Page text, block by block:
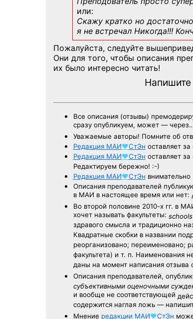
или:
Скажу кратко но
я не встречал Никогда!!!
Пожалуйста, следуйте
Они для того, чтобы описания
их было интересно читать!
Все описания (отзывы)
сразу опубликуем, может —
Уважаемые авторы! Помните об
Редакция МАИ♥СтЭн оставляет
Редакция МАИ♥СтЭн оставляет
Редактируем бережно! :-)
Редакция МАИ♥СтЭн внимательно
Описания преподавателей
в МАИ в настоящее время или нет:
Во второй половине 2010-х гг. в
хочет называть факультеты: schools
здравого смысла и традиционно
Квадратные скобки в названии
реорганизовано; переименовано;
факультета) и т. п. Наименования
даны на момент написания отзыва
Описания преподавателей,
субъективными оценочными
и вообще не соответствующей
содержится наглая ложь —
Мнение редакции МАИ♥СтЭн